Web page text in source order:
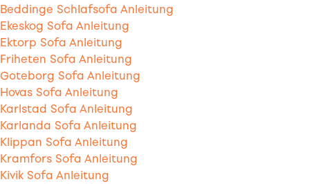
Beddinge Schlafsofa Anleitung
Ekeskog Sofa Anleitung
Ektorp Sofa Anleitung
Friheten Sofa Anleitung
Goteborg Sofa Anleitung
Hovas Sofa Anleitung
Karlstad Sofa Anleitung
Karlanda Sofa Anleitung
Klippan Sofa Anleitung
Kramfors Sofa Anleitung
Kivik Sofa Anleitung